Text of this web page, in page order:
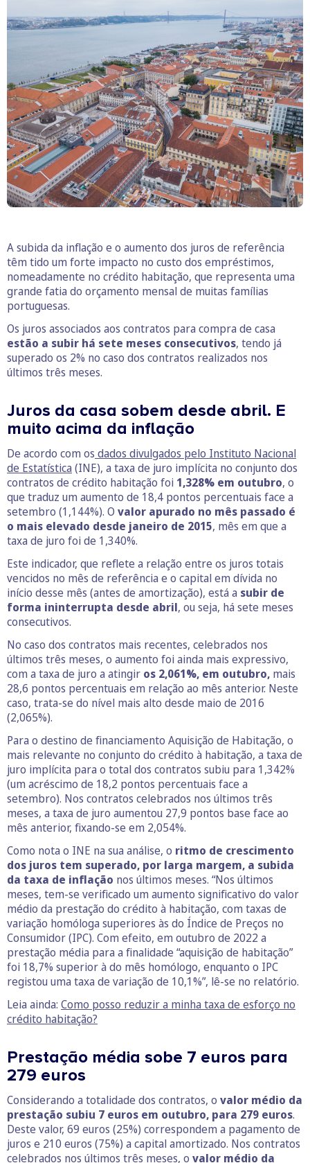
A subida da inflação e o aumento dos juros de referência
têm tido um forte impacto no custo dos empréstimos,
nomeadamente no crédito habitação, que representa uma
grande fatia do orçamento mensal de muitas famílias
portuguesas.
Os juros associados aos contratos para compra de casa
estão a subir há sete meses consecutivos, tendo já
superado os 2% no caso dos contratos realizados nos
últimos três meses.
Juros da casa sobem desde abril. E
muito acima da inflação
De acordo com os dados divulgados pelo Instituto Nacional
de Estatística (INE), a taxa de juro implícita no conjunto dos
contratos de crédito habitação foi 1,328% em outubro, o
que traduz um aumento de 18,4 pontos percentuais face a
setembro (1,144%). O valor apurado no mês passado é
o mais elevado desde janeiro de 2015, mês em que a
taxa de juro foi de 1,340%.
Este indicador, que reflete a relação entre os juros totais
vencidos no mês de referência e o capital em dívida no
início desse mês (antes de amortização), está a subir de
forma ininterrupta desde abril, ou seja, há sete meses
consecutivos.
No caso dos contratos mais recentes, celebrados nos
últimos três meses, o aumento foi ainda mais expressivo,
com a taxa de juro a atingir os 2,061%, em outubro, mais
28,6 pontos percentuais em relação ao mês anterior. Neste
caso, trata-se do nível mais alto desde maio de 2016
(2,065%).
Para o destino de financiamento Aquisição de Habitação, o
mais relevante no conjunto do crédito à habitação, a taxa de
juro implícita para o total dos contratos subiu para 1,342%
(um acréscimo de 18,2 pontos percentuais face a
setembro). Nos contratos celebrados nos últimos três
meses, a taxa de juro aumentou 27,9 pontos base face ao
mês anterior, fixando-se em 2,054%.
Como nota o INE na sua análise, o ritmo de crescimento
dos juros tem superado, por larga margem, a subida
da taxa de inflação nos últimos meses. “Nos últimos
meses, tem-se verificado um aumento significativo do valor
médio da prestação do crédito à habitação, com taxas de
variação homóloga superiores às do Índice de Preços no
Consumidor (IPC). Com efeito, em outubro de 2022 a
prestação média para a finalidade “aquisição de habitação”
foi 18,7% superior à do mês homólogo, enquanto o IPC
registou uma taxa de variação de 10,1%”, lê-se no relatório.
Leia ainda: Como posso reduzir a minha taxa de esforço no
crédito habitação?
Prestação média sobe 7 euros para
279 euros
Considerando a totalidade dos contratos, o valor médio da
prestação subiu 7 euros em outubro, para 279 euros.
Deste valor, 69 euros (25%) correspondem a pagamento de
juros e 210 euros (75%) a capital amortizado. Nos contratos
celebrados nos últimos três meses, o valor médio da